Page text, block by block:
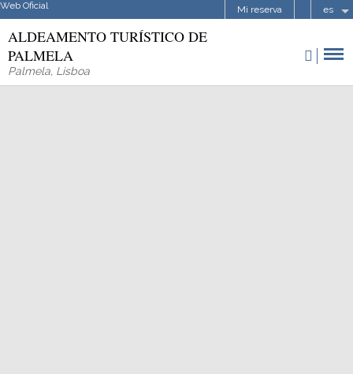
Web Oficial Mi reserva es
ALDEAMENTO TURÍSTICO DE
PALMELA
Palmela, Lisboa